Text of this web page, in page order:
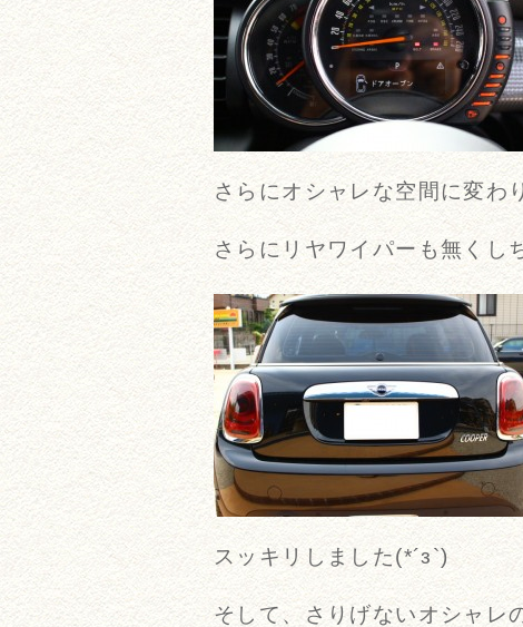
さらにオシャレな空間に変わ
さらにリヤワイパーも無くし
スッキリしました(*´з`)
そして、さりげないオシャ